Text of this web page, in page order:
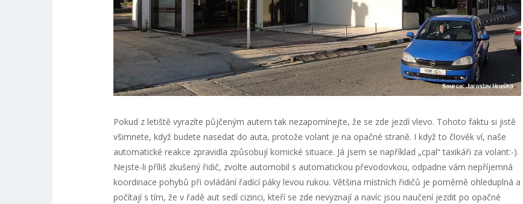
Pokud z letiště vyrazíte půjčeným autem tak nezapomínejte, že se zde jezdí vlevo. Tohoto faktu si jistě
všimnete, když budete nasedat do auta, protože volant je na opačné straně. I když to člověk ví, naše
automatické reakce zpravidla způsobují komické situace. Já jsem se například „cpal“ taxikáři za volant:-).
Nejste-li příliš zkušený řidič, zvolte automobil s automatickou převodovkou, odpadne vám nepříjemná
koordinace pohybů při ovládání řadící páky levou rukou. Většina místních řidičů je poměrně ohleduplná a
počítají s tím, že v řadě aut sedí cizinci, kteří se zde nevyznají a navíc jsou naučení jezdit po opačné